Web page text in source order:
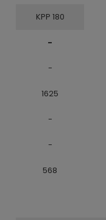
KPP 180
-
-
1625
-
-
568